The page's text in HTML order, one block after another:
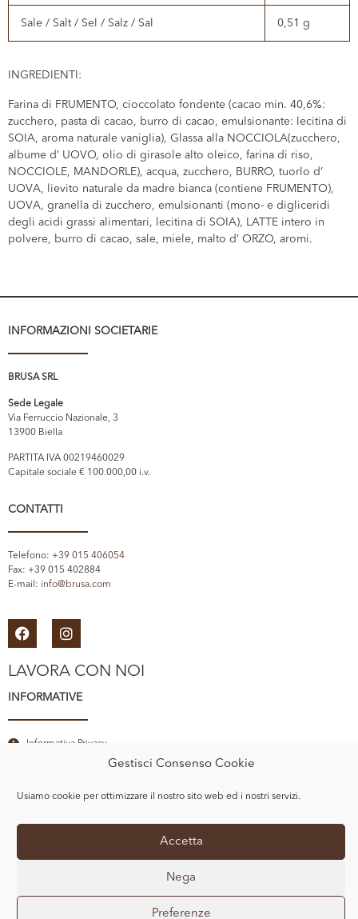
Gestisci Consenso Cookie
Usiamo cookie per ottimizzare il nostro sito web ed i nostri servizi.
Accetta
Nega
Preferenze
Sale / Salt / Sel / Salz / Sal 0,51 g
INGREDIENTI:
Farina di FRUMENTO, cioccolato fondente (cacao min. 40,6%:
zucchero, pasta di cacao, burro di cacao, emulsionante: lecitina di
SOIA, aroma naturale vaniglia), Glassa alla NOCCIOLA(zucchero,
albume d’ UOVO, olio di girasole alto oleico, farina di riso,
NOCCIOLE, MANDORLE), acqua, zucchero, BURRO, tuorlo d’
UOVA, lievito naturale da madre bianca (contiene FRUMENTO),
UOVA, granella di zucchero, emulsionanti (mono- e digliceridi
degli acidi grassi alimentari, lecitina di SOIA), LATTE intero in
polvere, burro di cacao, sale, miele, malto d’ ORZO, aromi.
INFORMAZIONI SOCIETARIE
BRUSA SRL
Sede Legale
Via Ferruccio Nazionale, 3
13900 Biella
PARTITA IVA 00219460029
Capitale sociale € 100.000,00 i.v.
CONTATTI
Telefono: +39 015 406054
Fax: +39 015 402884
E-mail: info@brusa.com
LAVORA CON NOI
INFORMATIVE
Informativa Privacy
E-COMMERCE
Acquista su SpaccioBrusa